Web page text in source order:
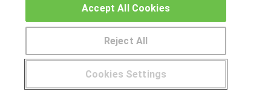
Contacta ahora con el centro
Nombre
Pide más información al centro
¿Tienes alguna duda? 900 264 357
Cookies Settings
Reject All
Accept All Cookies